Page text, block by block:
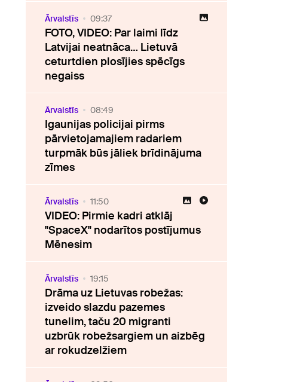
Ārvalstīs 09:37
FOTO, VIDEO: Par laimi līdz
Latvijai neatnāca… Lietuvā
ceturtdien plosījies spēcīgs
negaiss
Ārvalstīs 08:49
Igaunijas policijai pirms
pārvietojamajiem radariem
turpmāk būs jāliek brīdinājuma
zīmes
Ārvalstīs 11:50
VIDEO: Pirmie kadri atklāj
"SpaceX" nodarītos postījumus
Mēnesim
Ārvalstīs 19:15
Drāma uz Lietuvas robežas:
izveido slazdu pazemes
tunelim, taču 20 migranti
uzbrūk robežsargiem un aizbēg
ar rokudzelžiem